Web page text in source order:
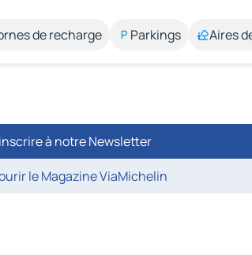
de recharge Parkings Aires
à notre Newsletter
le Magazine ViaMichelin